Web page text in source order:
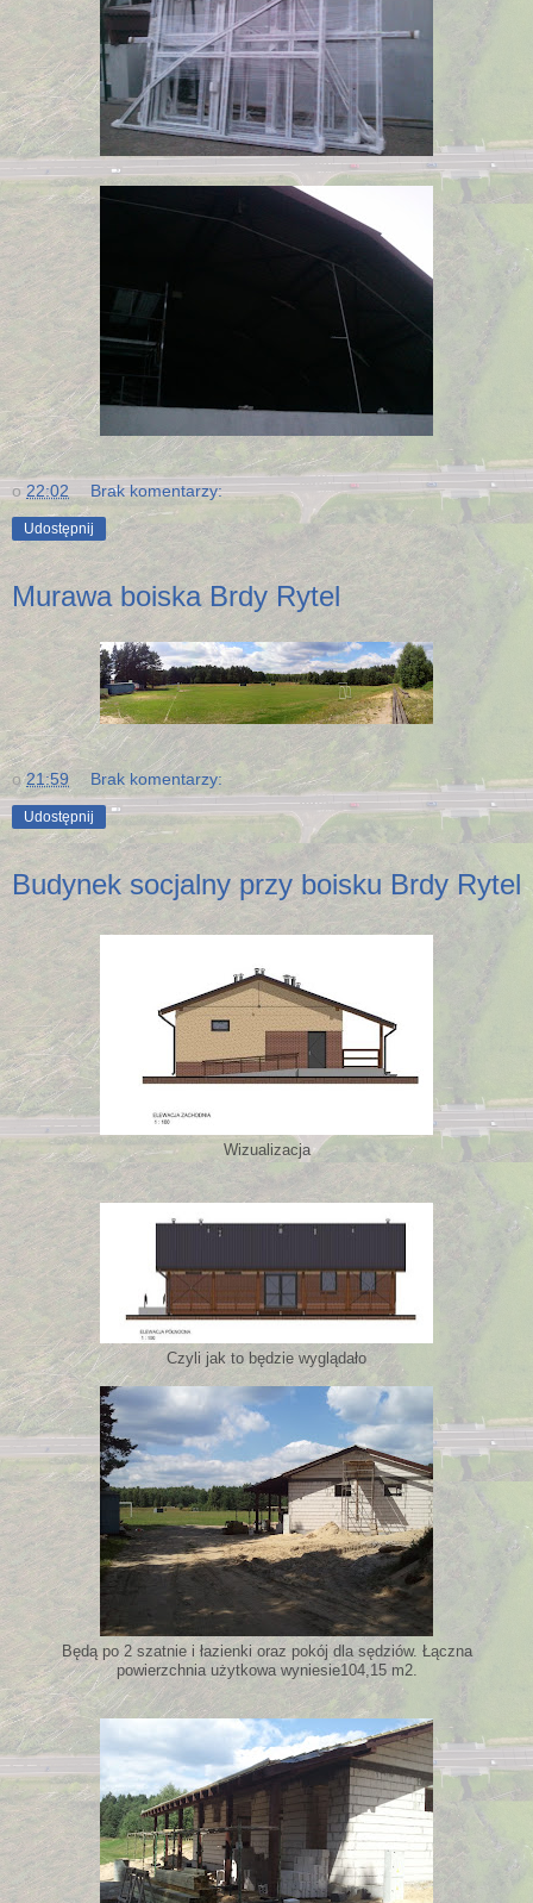
o 22:02 Brak komentarzy:
Udostępnij
Murawa boiska Brdy Rytel
o21:59 Brak komentarzy:
Udostępnij
Budynek socjalny przy boisku Brdy Rytel
Wizualizacja
Czyli jak to będzie wyglądało
Będą po 2 szatnie i łazienki oraz pokój dla sędziów. Łączna
powierzchnia użytkowa wyniesie104,15 m2.